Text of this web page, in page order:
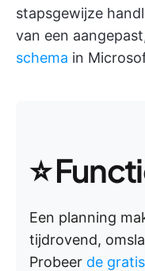
stapsgewijze
van een
schema in
⭐
Een planning
tijdrovend,
Probeer de